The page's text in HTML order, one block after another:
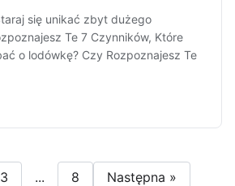
się unikać zbyt dużego
Te 7 Czynników, Które
o lodówkę? Czy Rozpoznajesz Te
3 ... 8 Następna »